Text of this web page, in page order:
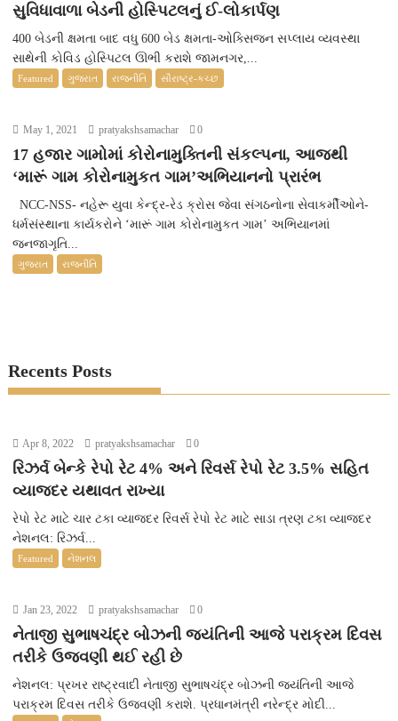
સુવિધાવાળા બેડની હોસ્પિટલનું ઈ-લોકાર્પણ
400 બેડની ક્ષમતા બાદ વધુ 600 બેડ ક્ષમતા-ઓક્સિજન સપ્લાય વ્યવસ્થા
સાથેની કોવિડ હોસ્પિટલ ઊભી કરાશે જામનગર,...
Featured ગુજરાત રાજનીતિ સૌરાષ્ટ્ર-કચ્છ
May 1, 2021 pratyakshsamachar 0
17 હજાર ગામોમાં કોરોનામુક્તિની સંકલ્પના, આજથી
‘મારૂં ગામ કોરોનામુકત ગામ’અભિયાનનો પ્રારંભ
NCC-NSS- નહેરૂ યુવા કેન્દ્ર-રેડ ક્રોસ જેવા સંગઠનોના સેવાકર્મીઓને-
ધર્મસંસ્થાના કાર્યકરોને ‘મારૂં ગામ કોરોનામુકત ગામ’ અભિયાનમાં
જનજાગૃતિ...
ગુજરાત રાજનીતિ
Recents Posts
Apr 8, 2022 pratyakshsamachar 0
રિઝર્વ બેન્કે રેપો રેટ 4% અને રિવર્સ રેપો રેટ 3.5% સહિત
વ્યાજદર યથાવત રાખ્યા
રેપો રેટ માટે ચાર ટકા વ્યાજદર રિવર્સ રેપો રેટ માટે સાડા ત્રણ ટકા વ્યાજદર
નેશનલ: રિઝર્વ...
Featured નેશનલ
Jan 23, 2022 pratyakshsamachar 0
નેતાજી સુભાષચંદ્ર બોઝની જયંતિની આજે પરાક્રમ દિવસ
તરીકે ઉજવણી થઈ રહી છે
નેશનલ: પ્રખર રાષ્ટ્રવાદી નેતાજી સુભાષચંદ્ર બોઝની જયંતિની આજે
પરાક્રમ દિવસ તરીકે ઉજવણી કરાશે. પ્રધાનમંત્રી નરેન્દ્ર મોદી...